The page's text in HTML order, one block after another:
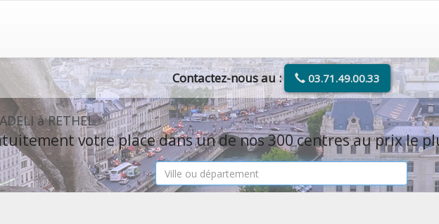
Contactez-nous au : 03.71.49.00.33
à RETHEL
votre place dans un de nos 300 centres au prix le